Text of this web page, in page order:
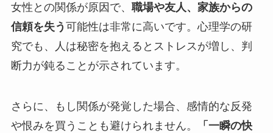
女性との関係が原因で、 職場や友人、家族からの
信頼を失う 可能性は非常に高いです。心理学の研
究でも、人は秘密を抱えるとストレスが増し、判
断力が鈍ることが示されています。
さらに、もし関係が発覚した場合、感情的な反発
や恨みを買うことも避けられません。
「一瞬の快